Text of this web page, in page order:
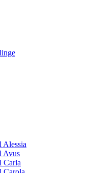
Avus
Carla